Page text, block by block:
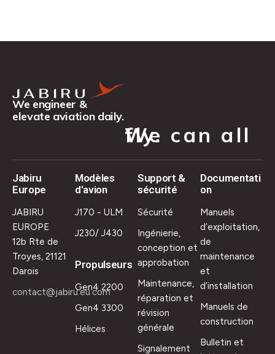
We engineer &
elevate aviation daily.
We can all fly.
Jabiru
Europe
JABIRU
EUROPE
12b Rte de
Troyes, 21121
Darois
contact@jabiru.eu.com
Modèles
d'avion
J170 - ULM
J230/ J430
Propulseurs
Gen4 2200
Gen4 3300
Hélices
Support &
sécurité
Sécurité
Ingénierie,
conception et
approbation
Maintenance,
réparation et
révision
générale
Signalement
Documentati
on
Manuels
d’exploitation,
de
maintenance
et
d’installation
Manuels de
construction
Bulletin et